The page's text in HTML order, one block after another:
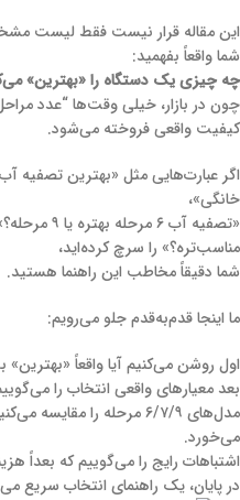
این مقاله قرار نیست فقط لیست
شما واقعاً بفهمید:
چه چیزی یک دستگاه را «بهترین»
چون در بازار، خیلی وقت‌ها “عدد
کیفیت واقعی فروخته می‌شود.
اگر عبارت‌هایی مثل «بهترین تصفیه
خانگی»،
«تصفیه آب ۶
مناسب‌تره؟» را سرچ کرده‌اید،
شما دقیقاً مخاطب این راهنما هستید.
ما اینجا قدم‌به‌قدم جلو می‌رویم:
اول روشن می‌کنیم آیا واقعاً
بعد معیارهای واقعی انتخاب را
مدل‌های ۶/۷/۹ مرحله را
می‌خورد.
اشتباهات رایج را می‌گوییم که بعداً
در پایان، یک راهنمای انتخاب سریع